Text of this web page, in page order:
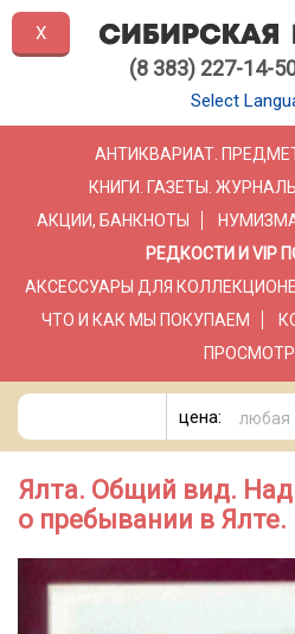
(8 383) 227-14-
Select
АНТИКВАРИАТ.
КНИГИ. ГАЗЕТЫ. ЖУРНАЛЫ
АКЦИИ, БАНКНОТЫ
РЕДКОСТИ И VIP
АКСЕССУАРЫ ДЛЯ
ЧТО И КАК МЫ ПОКУПАЕМ
цена:
Ялта. Общий вид.
о пребывании в Ялте.
X